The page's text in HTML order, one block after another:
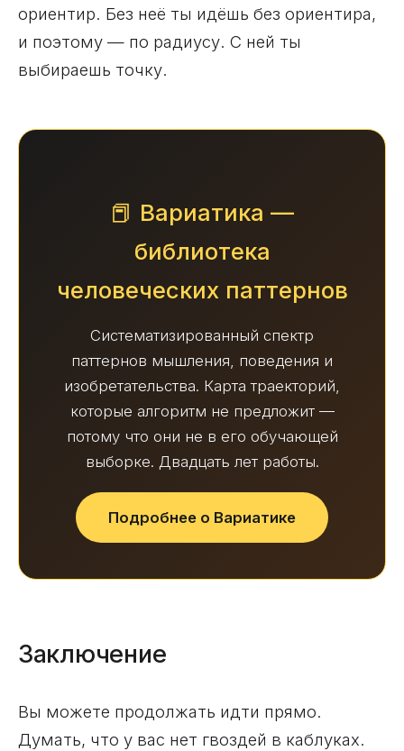
ориентир. Без неё ты идёшь без ориентира,
и поэтому — по радиусу. С ней ты
выбираешь точку.
📕 Вариатика —
библиотека
человеческих паттернов
Систематизированный спектр
паттернов мышления, поведения и
изобретательства. Карта траекторий,
которые алгоритм не предложит —
потому что они не в его обучающей
выборке. Двадцать лет работы.
Подробнее о Вариатике
Заключение
Вы можете продолжать идти прямо.
Думать, что у вас нет гвоздей в каблуках.